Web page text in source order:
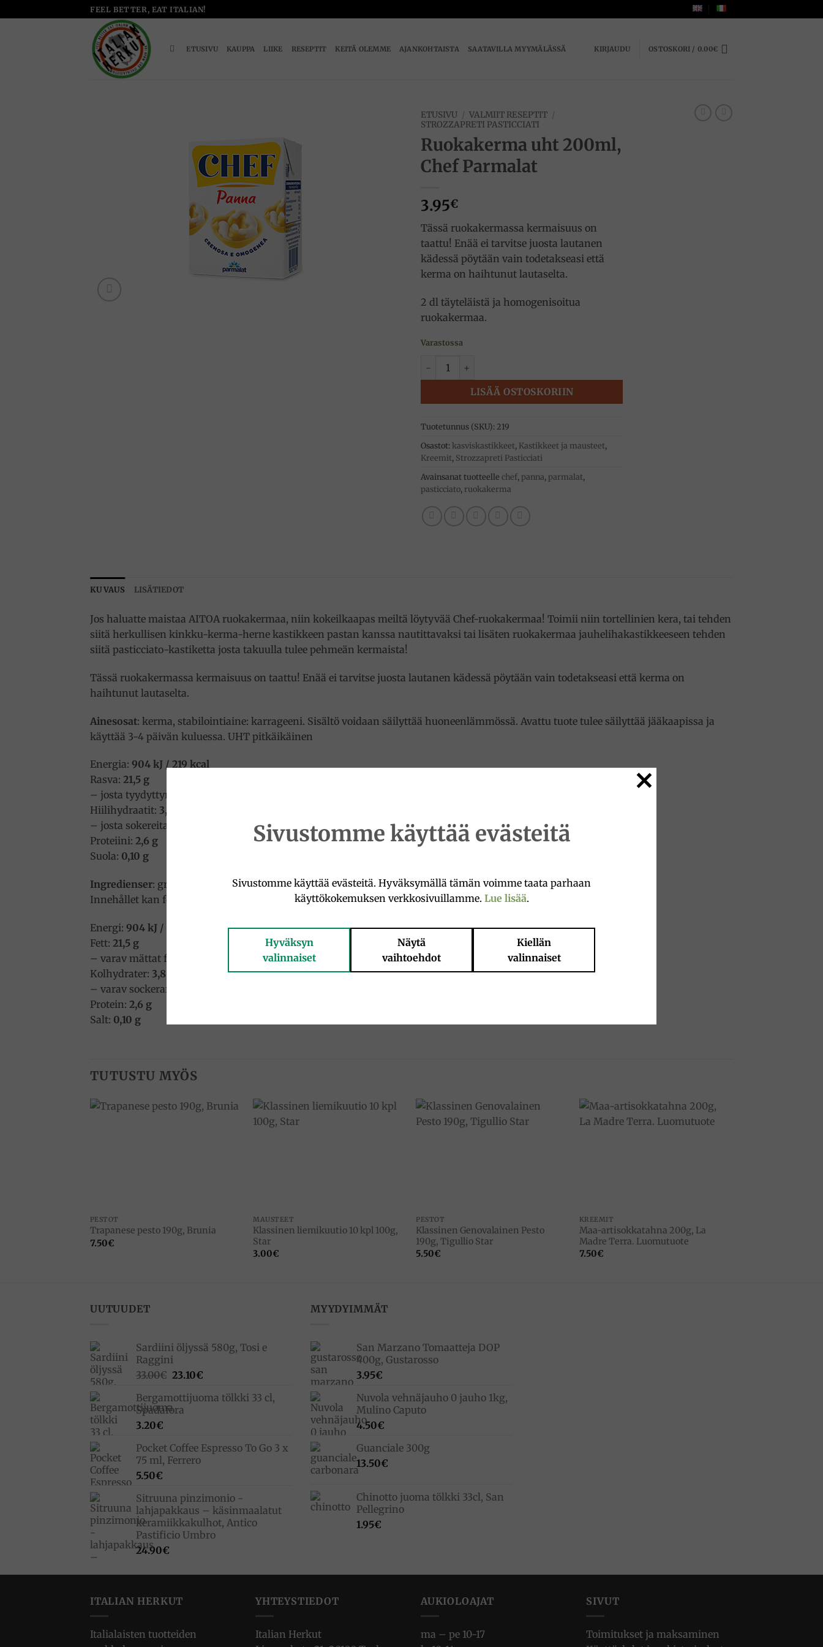
to
FEEL BETTER, EAT ITALIAN!
ETUSIVU KAUPPA LIIKE RESEPTIT KEITÄ OLEMME AJANKOHTAISTA SAATAVILLA MYYMÄLÄSSÄ KIRJAUDU OSTOSKORI / 0.00€
ETUSIVU / VALMIIT RESEPTIT /
STROZZAPRETI PASTICCIATI
Ruokakerma uht 200ml,
Chef Parmalat
3.95€
Tässä ruokakermassa kermaisuus on
taattu! Enää ei tarvitse juosta lautanen
kädessä pöytään vain todetakseasi että
kerma on haihtunut lautaselta.
2 dl täyteläistä ja homogenisoitua
ruokakermaa.
Varastossa
Ruokakerma uht 200ml, Chef Parmalat määrä
LISÄÄ OSTOSKORIIN
Tuotetunnus (SKU): 219
Osastot: kasviskastikkeet, Kastikkeet ja mausteet,
Kreemit, Strozzapreti Pasticciati
Avainsanat tuotteelle chef, panna, parmalat,
pasticciato, ruokakerma
KUVAUS LISÄTIEDOT
Jos haluatte maistaa AITOA ruokakermaa, niin kokeilkaapas meiltä löytyvää Chef-ruokakermaa! Toimii niin tortellinien kera, tai tehden
siitä herkullisen kinkku-kerma-herne kastikkeen pastan kanssa nautittavaksi tai lisäten ruokakermaa jauhelihakastikkeeseen tehden
siitä pasticciato-kastiketta josta takuulla tulee pehmeän kermaista!
Tässä ruokakermassa kermaisuus on taattu! Enää ei tarvitse juosta lautanen kädessä pöytään vain todetakseasi että kerma on
haihtunut lautaselta.
Ainesosat: kerma, stabilointiaine: karrageeni. Sisältö voidaan säilyttää huoneenlämmössä. Avattu tuote tulee säilyttää jääkaapissa ja
käyttää 3-4 päivän kuluessa. UHT pitkäikäinen
Energia: 904 kJ / 219 kcal
Rasva: 21,5 g
– josta tyydyttyneitä:
Hiilihydraatit: 3,8 g
– josta sokereita:
Proteiini: 2,6 g
Suola: 0,10 g
Ingredienser: grädde, stabiliseringsmedel: karragenan. helmjölk, grädde, vetemjöl, majsstärkelse, salt.
Innehållet kan förvaras i rumstemperatur.
Energi: 904 kJ / 219 kcal
Fett: 21,5 g
– varav mättat fett:
Kolhydrater: 3,8 g
– varav sockerarter:
Protein: 2,6 g
Salt: 0,10 g
TUTUSTU MYÖS
PESTOT
Trapanese pesto 190g, Brunia
7.50€
MAUSTEET
Klassinen liemikuutio 10 kpl 100g,
Star
3.00€
PESTOT
Klassinen Genovalainen Pesto
190g, Tigullio Star
5.50€
KREEMIT
Maa-artisokkatahna 200g, La
Madre Terra. Luomutuote
7.50€
UUTUUDET
Sardiini öljyssä 580g, Tosi e
Raggini
33.00€ Alkuperäinen
oli:
33.00€.
23.10€Nykyinen
on:
Bergamottijuoma tölkki 33 cl,
Spadafora
3.20€
Pocket Coffee Espresso To Go 3 x
75 ml, Ferrero
5.50€
Sitruuna pinzimonio -
lahjapakkaus – käsinmaalatut
keramiikkakulhot, Antico
Pastificio Umbro
24.90€
MYYDYIMMÄT
San Marzano Tomaatteja DOP
400g, Gustarosso
3.95€
Nuvola vehnäjauho 0 jauho 1kg,
Mulino Caputo
4.50€
Guanciale 300g
13.50€
Chinotto juoma tölkki 33cl, San
Pellegrino
1.95€
ITALIAN HERKUT
Italialaisten tuotteiden
YHTEYSTIEDOT
Italian Herkut
AUKIOLOAJAT
ma – pe 10-17
SIVUT
Toimitukset ja maksaminen
Sivustomme käyttää evästeitä
Sivustomme käyttää evästeitä. Hyväksymällä tämän voimme taata parhaan
käyttökokemuksen verkkosivuillamme. Lue lisää.
Hyväksyn
valinnaiset
Näytä
vaihtoehdot
Kiellän
valinnaiset